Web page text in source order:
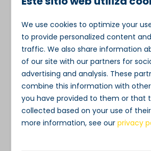
los amigos.
Características principales
Tipo de alojamiento: Villa
Ubicación: Loosdrechtse Plassen
Capacidad: de 6 a 8 personas
Superficie habitable: unos 95 m²
Dormitorios: 3
We use cookies to optimize your
to provide personalized content
traffic. We also share information
of our site with our partners for
advertising and analysis. These
combine this information with
you have provided to them or that
collected based on your use of their
more information, see ourprivacy